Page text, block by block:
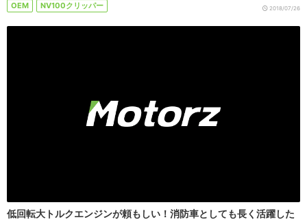
OEM NV100クリッパー 2018/07/26
低回転大トルクエンジンが頼もしい！消防車としても長く活躍した